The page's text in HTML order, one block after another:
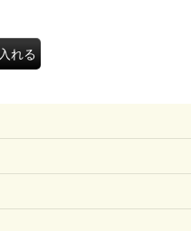
れる